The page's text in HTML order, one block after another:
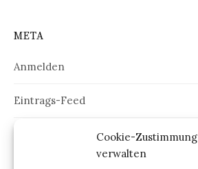
Cookie-Zustimmung
verwalten
META
Anmelden
Eintrags-Feed
Kommentar-Feed